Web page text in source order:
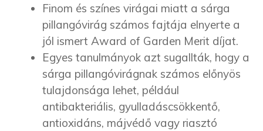
Finom és színes virágai miatt a sárga
pillangóvirág számos fajtája elnyerte a
jól ismert Award of Garden Merit díjat.
Egyes tanulmányok azt sugallták, hogy a
sárga pillangóvirágnak számos előnyös
tulajdonsága lehet, például
antibakteriális, gyulladáscsökkentő,
antioxidáns, májvédő vagy riasztó